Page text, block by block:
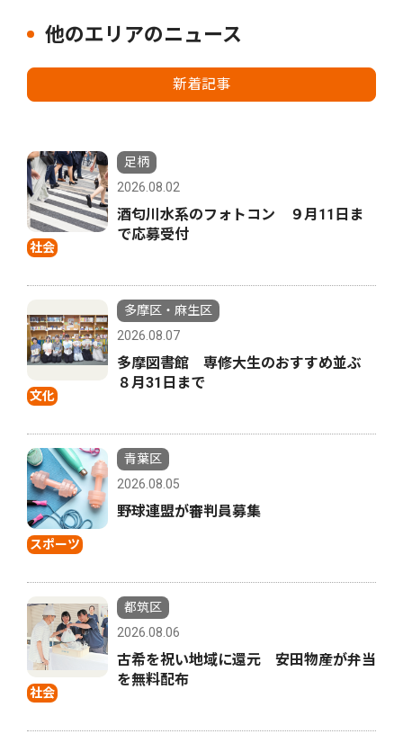
他のエリアのニュース
新着記事
社会
足柄
2026.08.02
酒匂川水系のフォトコン ９月11日ま
で応募受付
文化
多摩区・麻生区
2026.08.07
多摩図書館 専修大生のおすすめ並ぶ
８月31日まで
スポーツ
青葉区
2026.08.05
野球連盟が審判員募集
社会
都筑区
2026.08.06
古希を祝い地域に還元 安田物産が弁当
を無料配布